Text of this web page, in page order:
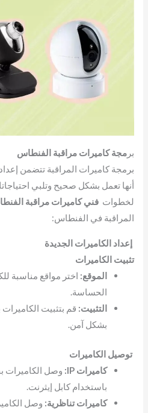
برمجة كاميرات مراقبة الفنطاس
برمجة كاميرات المراقبة تتضمن
أنها تعمل بشكل صحيح وتلبي
لخطوات فني كاميرات مراقبة
المراقبة في الفنطاس:
إعداد الكاميرات الجديدة
تثبيت الكاميرات
الموقع: اختر مواقع مناسبة
الحساسة.
التثبيت: قم بتثبيت الكاميرات
بشكل آمن.
توصيل الكاميرات
كاميرات IP:
باستخدام كابل إيثرنت.
كاميرات تناظرية: وصل